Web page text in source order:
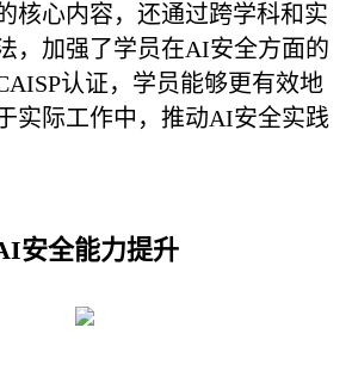
核心内容，还通过跨学科和实
，加强了学员在AI安全方面的
认证，学员能够更有效地
实际工作中，推动AI安全实践
安全能力提升